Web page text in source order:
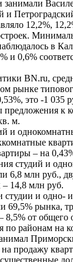
занимали
и
12,2%,
в
и 0,6%
BN.ru,
рынке
это -1 035
предложения к
м.
и
– на
студий и
6,8 млн руб.,
14,8 млн руб.
студии и одно-
69,5% рынка,
8,5% от общего
по районам на
продажу